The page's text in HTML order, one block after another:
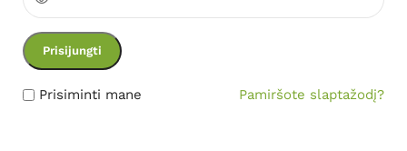
Prisijungti
Pamiršote slaptažodį?
Prisiminti mane